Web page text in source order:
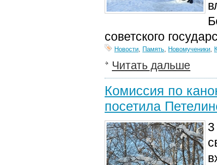
советского
Новости, Память, Новомученики,
Читать дальше
Комиссия по
посетила